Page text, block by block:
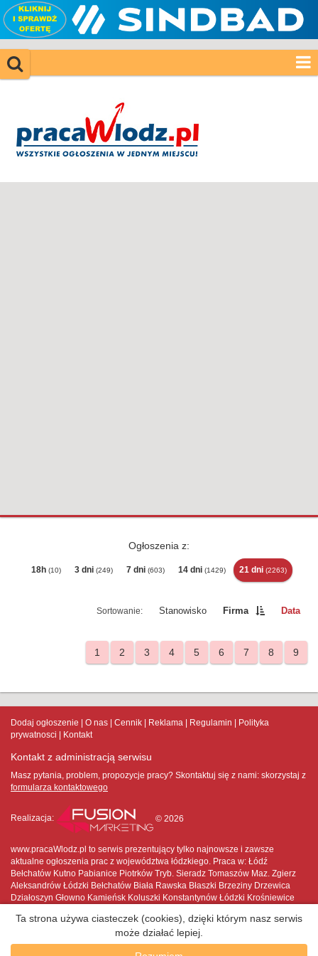
Ogłoszenia z:
18h (10) 3 dni (249) 7 dni (603) 14 dni (1429) 21 dni (2263)
Stanowisko Firma Data
1 2 3 4 5 6 7 8 9
Dodaj ogłoszenie O nas Cennik Reklama Regulamin
Polityka
prywatnosci
Kontakt
Kontakt z administracją serwisu
Masz pytania, problem, propozycje pracy? Skontaktuj się z nami: skorzystaj z
formularza kontaktowego
Realizacja: © 2026
www.pracaWlodz.pl to serwis prezentujący tylko najnowsze i zawsze
aktualne ogłoszenia prac z województwa łódzkiego. Praca w: Łódź
Bełchatów Kutno Pabianice Piotrków Tryb. Sieradz Tomaszów Maz. Zgierz
Aleksandrów Łódzki Bełchatów Biała Rawska Błaszki Brzeziny Drzewica
Działoszyn Głowno Kamieńsk Koluszki Konstantynów Łódzki Krośniewice
Piotrków Trybunalski Poddębice Przedbórz Radomsko Rawa Mazowiecka
Rzgów Sieradz Skierniewice Stryków Sulejów Szadek Tomaszów
Mazowiecki Tuszyn Uniejów Warta Wieluń Wieruszów Wolbórz Zduńska
Ta strona używa ciasteczek (cookies), dzięki którym nasz serwis
może działać lepiej.